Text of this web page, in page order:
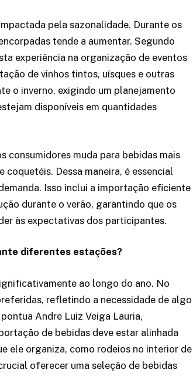
pela sazonalidade. Durante os
tende a aumentar. Segundo
experiência na organização de eventos
de vinhos tintos, uísques e outras
o inverno, exigindo um planejamento
disponíveis em quantidades
consumidores muda para bebidas mais
Dessa maneira, é essencial
Isso inclui a importação eficiente
durante o verão, garantindo que os
às expectativas dos participantes.
diferentes estações?
ao longo do ano. No
refletindo a necessidade de algo
Andre Luiz Veiga Lauria,
de bebidas deve estar alinhada
ele organiza, como rodeios no interior de
oferecer uma seleção de bebidas